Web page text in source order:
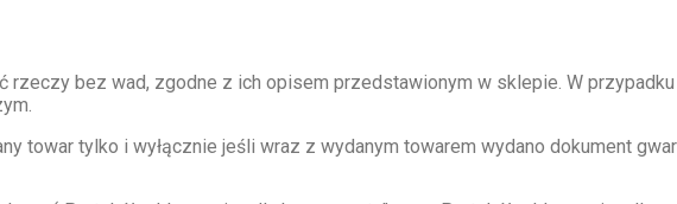
bez wad, zgodne z ich opisem przedstawionym w sklepie. W
towar tylko i wyłącznie jeśli wraz z wydanym towarem wydano dokument